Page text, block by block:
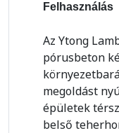
Felhasználás
Az Ytong
pórusbeton
megoldást
épületek
belső